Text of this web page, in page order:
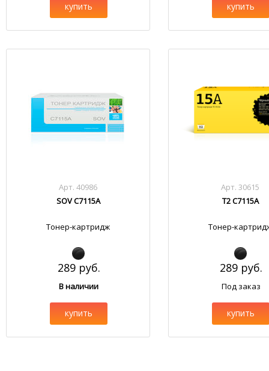
купить купить
Арт. 40986
SOV C7115A
Тонер-картридж
289 руб.
В наличии
купить
Арт. 30615
T2 C7115A
Тонер-
289 руб.
Под заказ
купить